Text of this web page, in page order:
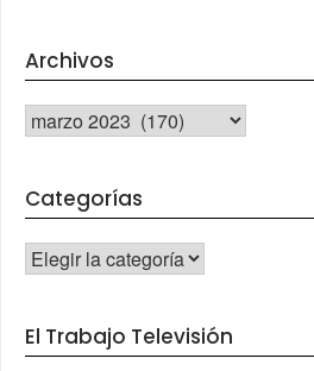
Archivos
Archivos
Categorías
CATEGORÍAS
El Trabajo Televisión